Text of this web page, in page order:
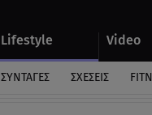
Lifestyle Video
ΣΥΝΤΑΓΕΣ ΣΧΕΣΕΙΣ